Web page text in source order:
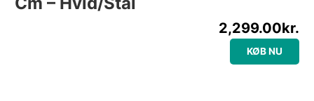
2,299.00kr.
KØB NU